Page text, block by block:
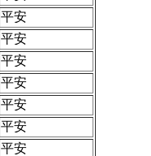
平安
平安
平安
平安
平安
平安
平安